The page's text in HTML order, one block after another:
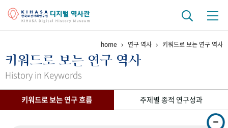
걸어온 길 기관 변천사 역대 기관장
연구 역사
home 연구 역사 키워드로 보는 연구 역사
키워드로 보는 연구 역사
History in Keywords
키워드로 보는 연구 흐름 주제별 종적 연구성과